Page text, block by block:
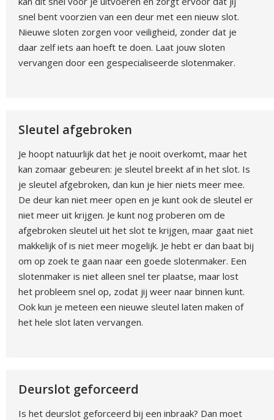
snel bent voorzien van een deur met een nieuw slot.
Nieuwe sloten zorgen voor veiligheid, zonder dat je
daar zelf iets aan hoeft te doen. Laat jouw sloten
vervangen door een gespecialiseerde slotenmaker.
Sleutel afgebroken
Je hoopt natuurlijk dat het je nooit overkomt, maar het
kan zomaar gebeuren: je sleutel breekt af in het slot. Is
je sleutel afgebroken, dan kun je hier niets meer mee.
De deur kan niet meer open en je kunt ook de sleutel er
niet meer uit krijgen. Je kunt nog proberen om de
afgebroken sleutel uit het slot te krijgen, maar gaat niet
makkelijk of is niet meer mogelijk. Je hebt er dan baat bij
om op zoek te gaan naar een goede slotenmaker. Een
slotenmaker is niet alleen snel ter plaatse, maar lost
het probleem snel op, zodat jij weer naar binnen kunt.
Ook kun je meteen een nieuwe sleutel laten maken of
het hele slot laten vervangen.
Deurslot geforceerd
Is het deurslot geforceerd bij een inbraak? Dan moet